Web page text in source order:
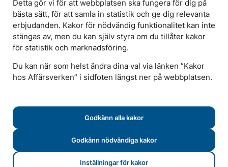
Välkommen ombord
Chartra en egen båt eller följ med på våra
eventkryssningar.
Pausa
Detta gör vi för att webbplatsen ska fungera för dig på
bästa sätt, för att samla in statistik och ge dig relevanta
erbjudanden. Kakor för nödvändig funktionalitet kan inte
stängas av, men du kan själv styra om du tillåter kakor
för statistik och marknadsföring.
Du kan när som helst ändra dina val via länken ”Kakor
hos Affärsverken” i sidfoten längst ner på webbplatsen.
Godkänn alla kakor
Godkänn nödvändiga kakor
Inställningar för kakor